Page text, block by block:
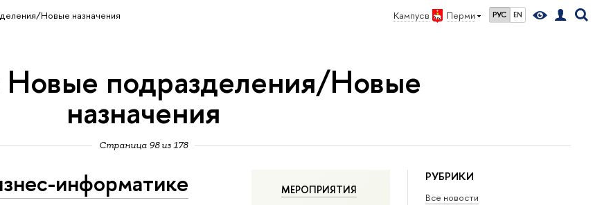
Кампус в Перми РУС EN
Новые назначения
Новые подразделения/Новые
назначения
Страница 98 из 178
РУБРИКИ
Все новости
МЕРОПРИЯТИЯ
информатике